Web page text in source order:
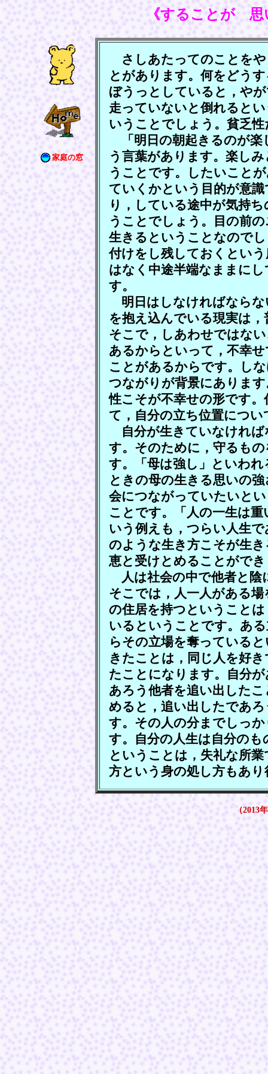
《することが 思
家庭の窓
さしあたってのことをや
とがあります。何をどう
ぼうっとしていると，や
走っていないと倒れると
いうことでしょう。貧乏
「明日の朝起きるのが楽
う言葉があります。楽し
うことです。したいこと
ていくかという目的が意
り，している途中が気持
うことでしょう。目の前
生きるということなので
付けをし残しておくとい
はなく中途半端なままに
す。
明日はしなければならな
を抱え込んでいる現実は
そこで，しあわせではな
あるからといって，不幸
ことがあるからです。し
つながりが背景にありま
性こそが不幸せの形です
て，自分の立ち位置につ
自分が生きていなければ
す。そのために，守るも
す。「母は強し」といわ
ときの母の生きる思いの
会につながっていたいと
ことです。「人の一生は
いう例えも，つらい人生
のような生き方こそが生
恵と受けとめることがで
人は社会の中で他者と陰
そこでは，人一人がある
の住居を持つということ
いるということです。あ
らその立場を奪っている
きたことは，同じ人を好
たことになります。自分
あろう他者を追い出した
めると，追い出したであ
す。その人の分までしっ
す。自分の人生は自分の
ということは，失礼な所
方という身の処し方もあ
（2013